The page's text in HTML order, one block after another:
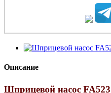
Описание
Шприцевой насос